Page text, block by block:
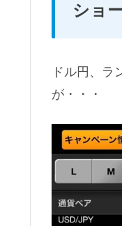
ショ
ドル円、
が・・・